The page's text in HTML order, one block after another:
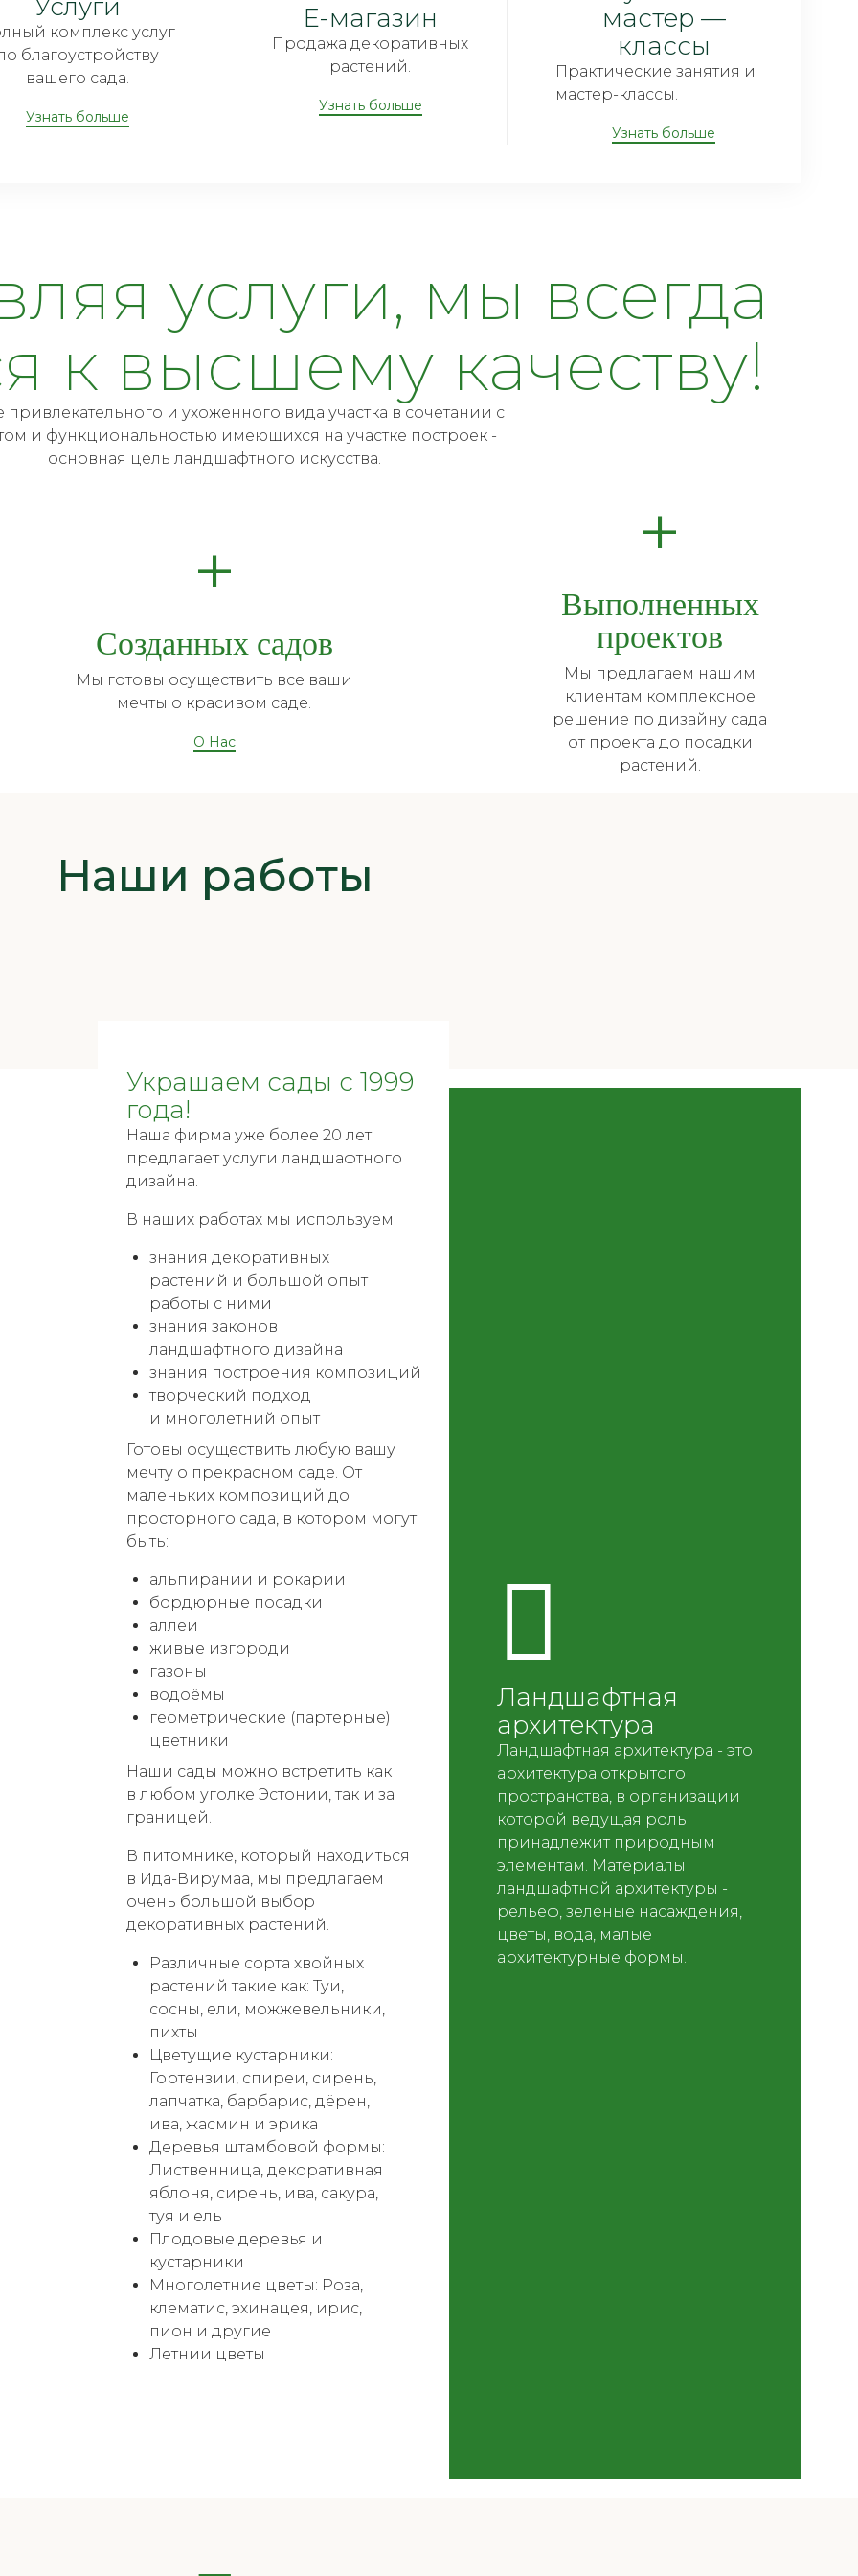
Услуги
комплекс услуг
благоустройству
вашего сада.
Узнать больше
E-магазин
Продажа декоративных
растений.
Узнать больше
мастер —
классы
Практические занятия и
мастер-классы.
Узнать больше
услуги, мы всегда
к высшему качеству!
привлекательного и ухоженного вида участка в сочетании с
и функциональностью имеющихся на участке построек -
основная цель ландшафтного искусства.
+
Созданных садов
Мы готовы осуществить все ваши
мечты о красивом саде.
О Нас
+
Выполненных
проектов
Мы предлагаем нашим
клиентам комплексное
решение по дизайну сада
от проекта до посадки
растений.
Наши работы
Украшаем сады с 1999
года!
Наша фирма уже более 20 лет
предлагает услуги ландшафтного
дизайна.
В наших работах мы используем:
знания декоративных
растений и большой опыт
работы с ними
знания законов
ландшафтного дизайна
знания построения композиций
творческий подход
и многолетний опыт
Готовы осуществить любую вашу
мечту о прекрасном саде. От
маленьких композиций до
просторного сада, в котором могут
быть:
альпирании и рокарии
бордюрные посадки
аллеи
живые изгороди
газоны
водоёмы
геометрические (партерные)
цветники
Наши сады можно встретить как
в любом уголке Эстонии, так и за
границей.
В питомнике, который находиться
в Ида-Вирумаа, мы предлагаем
очень большой выбор
декоративных растений.
Различные сорта хвойных
растений такие как: Туи,
сосны, ели, можжевельники,
пихты
Цветущие кустарники:
Гортензии, спиреи, сирень,
лапчатка, барбарис, дёрен,
ива, жасмин и эрика
Деревья штамбовой формы:
Лиственница, декоративная
яблоня, сирень, ива, сакура,
туя и ель
Плодовые деревья и
кустарники
Многолетние цветы: Роза,
клематис, эхинацея, ирис,
пион и другие
Летнии цветы
Ландшафтная
архитектура
Ландшафтная архитектура - это
архитектура открытого
пространства, в организации
которой ведущая роль
принадлежит природным
элементам. Материалы
ландшафтной архитектуры -
рельеф, зеленые насаждения,
цветы, вода, малые
архитектурные формы.